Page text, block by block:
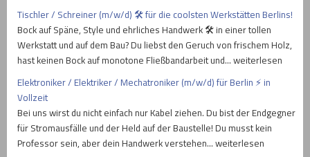
Tischler / Schreiner (m/w/d) 🛠️ für die coolsten Werkstätten Berlins!
Bock auf Späne, Style und ehrliches Handwerk 🛠️ in einer tollen
Werkstatt und auf dem Bau? Du liebst den Geruch von frischem Holz,
hast keinen Bock auf monotone Fließbandarbeit und… weiterlesen
Elektroniker / Elektriker / Mechatroniker (m/w/d) für Berlin ⚡ in
Vollzeit
Bei uns wirst du nicht einfach nur Kabel ziehen. Du bist der Endgegner
für Stromausfälle und der Held auf der Baustelle! Du musst kein
Professor sein, aber dein Handwerk verstehen… weiterlesen